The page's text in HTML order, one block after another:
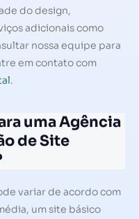
do design,
adicionais como
nossa equipe para
em contato com
.
uma Agência
de Site
variar de acordo com
um site básico